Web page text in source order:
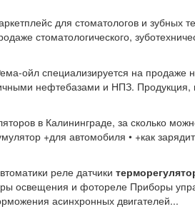
для стоматологов и
стоматологического,
ойл специализируется на продаже
нефтебазами и НПЗ.
в Калининграде, за сколько
+для автомобиля • +как
реле датчики
освещения и фотореле Приборы
асинхронных двигателей...